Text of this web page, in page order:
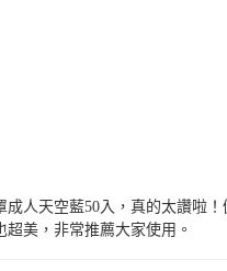
成人天空藍50入，真的太讚啦
美，非常推薦大家使用。